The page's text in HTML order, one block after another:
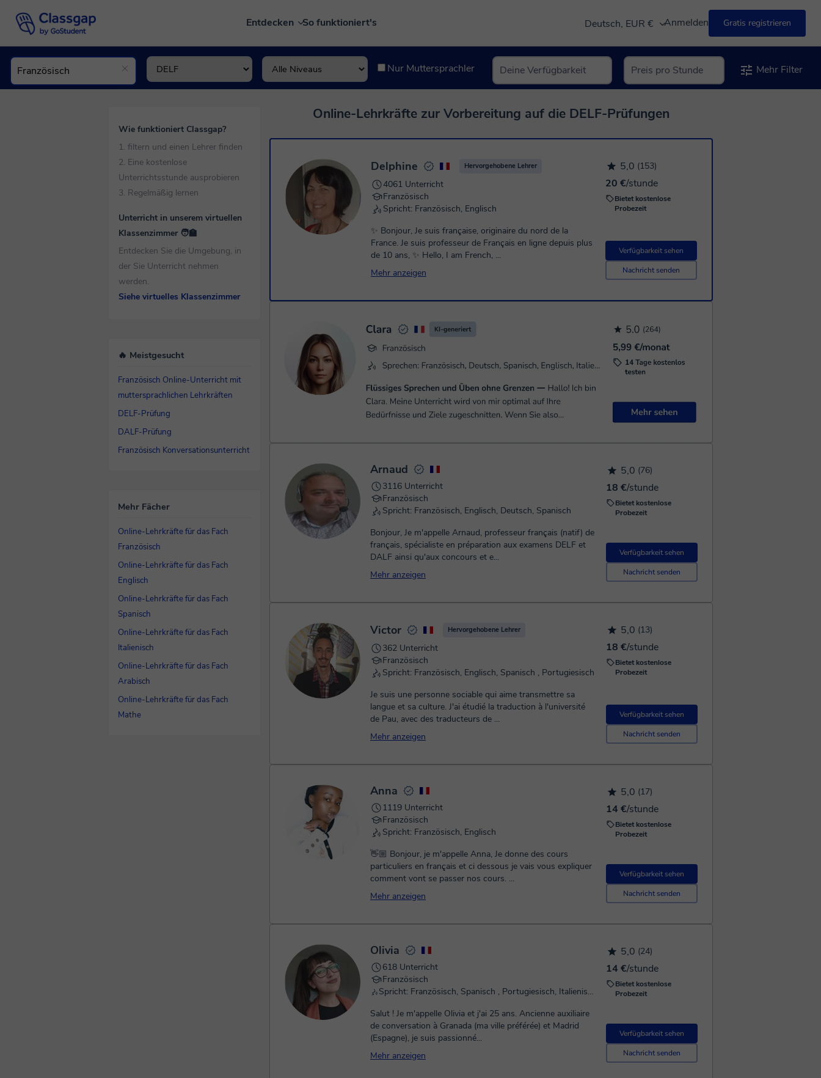
Entdecken So funktioniert's Deutsch, EUR € Anmelden Gratis registrieren
Nur Muttersprachler Mehr Filter
Online-Lehrkräfte zur Vorbereitung auf die DELF-Prüfungen
5,0 (153)
20 €/stunde
Bietet kostenlose
Probezeit
Verfügbarkeit sehen
Nachricht senden
Delphine Hervorgehobene Lehrer
4061 Unterricht
Französisch
Spricht: Französisch, Englisch
✨ Bonjour, Je suis française, originaire du nord de la
France. Je suis professeur de Français en ligne depuis plus
de 10 ans, ✨ Hello, I am French, ...
Mehr anzeigen
5,0 (76)
18 €/stunde
Bietet kostenlose
Probezeit
Verfügbarkeit sehen
Nachricht senden
Arnaud
3116 Unterricht
Französisch
Spricht: Französisch, Englisch, Deutsch, Spanisch
Bonjour, Je m'appelle Arnaud, professeur français (natif) de
français, spécialiste en préparation aux examens DELF et
DALF ainsi qu'aux concours et e...
Mehr anzeigen
5,0 (13)
18 €/stunde
Bietet kostenlose
Probezeit
Verfügbarkeit sehen
Nachricht senden
Victor Hervorgehobene Lehrer
362 Unterricht
Französisch
Spricht: Französisch, Englisch, Spanisch , Portugiesisch
Je suis une personne sociable qui aime transmettre sa
langue et sa culture. J'ai étudié la traduction à l'université
de Pau, avec des traducteurs de ...
Mehr anzeigen
5,0 (17)
14 €/stunde
Bietet kostenlose
Probezeit
Verfügbarkeit sehen
Nachricht senden
Anna
1119 Unterricht
Französisch
Spricht: Französisch, Englisch
👋🏼 Bonjour, je m'appelle Anna, Je donne des cours
particuliers en français et ci dessous je vais vous expliquer
comment vont se passer nos cours. ...
Mehr anzeigen
5,0 (24)
14 €/stunde
Bietet kostenlose
Probezeit
Verfügbarkeit sehen
Nachricht senden
Olivia
618 Unterricht
Französisch
Spricht: Französisch, Spanisch , Portugiesisch, Italienisch, Englisch, Griechisch
Salut ! Je m'appelle Olivia et j'ai 25 ans. Ancienne auxiliaire
de conversation à Granada (ma ville préférée) et Madrid
(Espagne), je suis passionné...
Mehr anzeigen
Wie funktioniert Classgap?
1. filtern und einen Lehrer finden
2. Eine kostenlose
Unterrichtsstunde ausprobieren
3. Regelmäßig lernen
Unterricht in unserem virtuellen
Klassenzimmer 🧑‍🏫
Entdecken Sie die Umgebung, in
der Sie Unterricht nehmen
werden.
Siehe virtuelles Klassenzimmer
🔥 Meistgesucht
Französisch Online-Unterricht mit
muttersprachlichen Lehrkräften
DELF-Prüfung
DALF-Prüfung
Französisch Konversationsunterricht
Mehr Fächer
Online-Lehrkräfte für das Fach
Französisch
Online-Lehrkräfte für das Fach
Englisch
Online-Lehrkräfte für das Fach
Spanisch
Online-Lehrkräfte für das Fach
Italienisch
Online-Lehrkräfte für das Fach
Arabisch
Online-Lehrkräfte für das Fach
Mathe